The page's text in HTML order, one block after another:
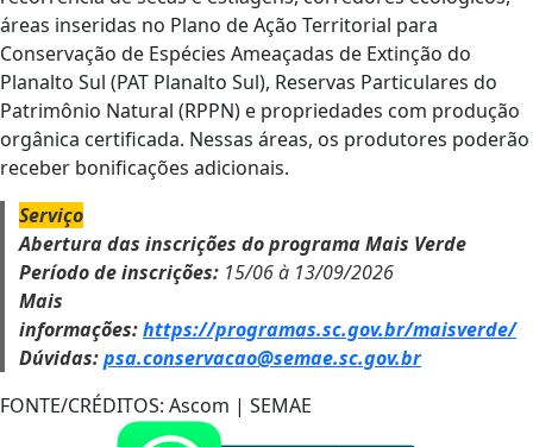
áreas inseridas no Plano de Ação Territorial para
Conservação de Espécies Ameaçadas de Extinção do
Planalto Sul (PAT Planalto Sul), Reservas Particulares do
Patrimônio Natural (RPPN) e propriedades com produção
orgânica certificada. Nessas áreas, os produtores poderão
receber bonificações adicionais.
Serviço
Abertura das inscrições do programa Mais Verde
Período de inscrições: 15/06 à 13/09/2026
Mais
informações:https://programas.sc.gov.br/maisverde/
Dúvidas:psa.conservacao@semae.sc.gov.br
FONTE/CRÉDITOS: Ascom | SEMAE